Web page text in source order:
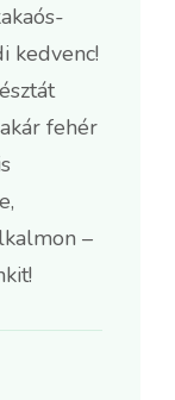
kedvenc!
fehér
–